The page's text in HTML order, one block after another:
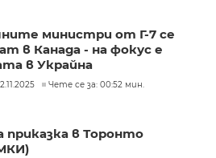
министри от Г-7 се
в Канада - на фокус е
в Украйна
Чете се за: 00:52 мин.
приказка в Торонто